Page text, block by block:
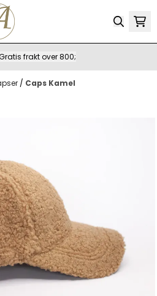
frakt over 800;
/ Caps Kamel